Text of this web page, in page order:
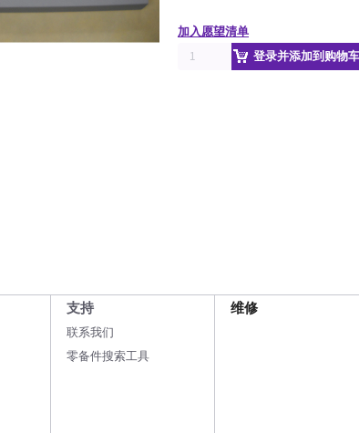
加入愿望清单
登录并添加到购物车
支持
联系我们
零备件搜索工具
维修